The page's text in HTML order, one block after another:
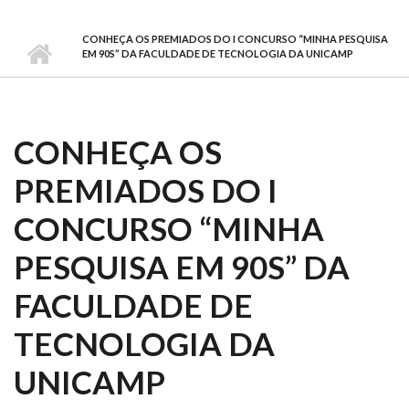
CONHEÇA OS PREMIADOS DO I CONCURSO “MINHA PESQUISA
EM 90S” DA FACULDADE DE TECNOLOGIA DA UNICAMP
CONHEÇA OS
PREMIADOS DO I
CONCURSO “MINHA
PESQUISA EM 90S” DA
FACULDADE DE
TECNOLOGIA DA
UNICAMP